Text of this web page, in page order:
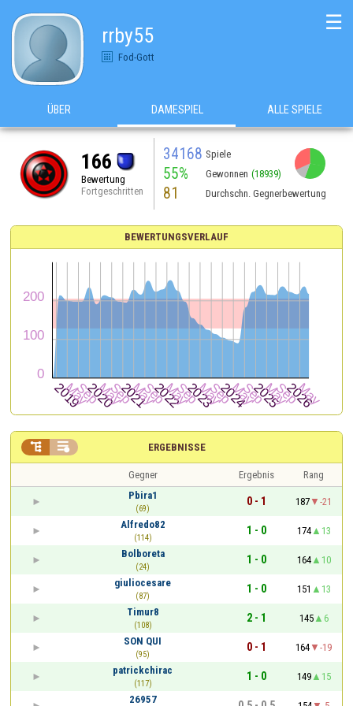
rrby55
Fod-Gott
☰
ÜBER DAMESPIEL ALLE SPIELE
166
Bewertung
Fortgeschritten
34168 Spiele
55% Gewonnen (18939)
81 Durchschn. Gegnerbewertung
BEWERTUNGSVERLAUF
ERGEBNISSE
 
Gegner Ergebnis
Rang
Pbira1
(69)
0 - 1 187
-21
Alfredo82
(114)
1 - 0 174
13
Bolboreta
(24)
1 - 0 164
10
giuliocesare
(87)
1 - 0 151
13
Timur8
(108)
2 - 1 145
6
SON QUI
(95)
0 - 1 164
-19
patrickchirac
(117)
1 - 0 149
15
26957